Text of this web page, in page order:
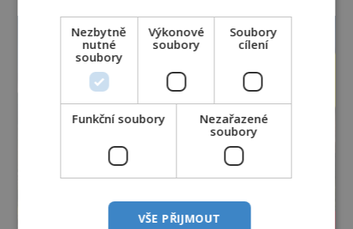
pouhých několik minut od tohoto parkoviště,“
zeptá se suverénně jeden z nich. P
Nezbytně
nutné
soubory
Výkonové
soubory
Soubory
cílení
Funkční soubory
Nezařazené
soubory
VŠE PŘIJMOUT